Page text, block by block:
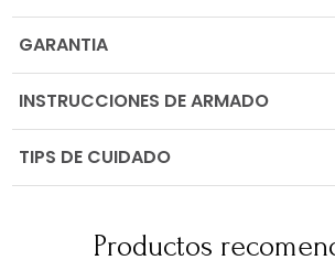
GARANTIA
INSTRUCCIONES DE ARMADO
TIPS DE CUIDADO
Productos